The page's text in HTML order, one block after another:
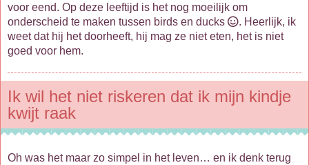
voor eend. Op deze leeftijd is het nog moeilijk om
onderscheid te maken tussen birds en ducks
. Heerlijk, ik
weet dat hij het doorheeft, hij mag ze niet eten, het is niet
goed voor hem.
Ik wil het niet riskeren dat ik mijn kindje
kwijt raak
Oh was het maar zo simpel in het leven… en ik denk terug